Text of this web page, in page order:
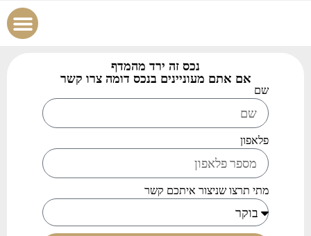
נכס זה ירד מהמדף
אם אתם מעוניינים בנכס דומה צרו קשר
שם
פלאפון
מתי תרצו שניצור איתכם קשר